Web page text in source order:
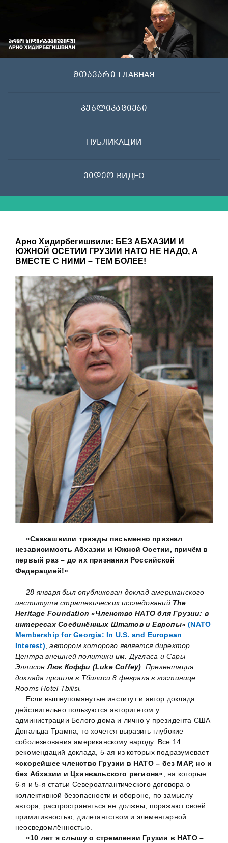
მთავარი ГЛАВНАЯ
პუბლიკაციები
ПУБЛИКАЦИИ
ვიდეო ВИДЕО
Арно Хидирбегишвили: БЕЗ АБХАЗИИ И
ЮЖНОЙ ОСЕТИИ ГРУЗИИ НАТО НЕ НАДО, А
ВМЕСТЕ С НИМИ – ТЕМ БОЛЕЕ!
«Саакашвили трижды письменно признал
независимость Абхазии и Южной Осетии, причём в
первый раз – до их признания Российской
Федерацией!»
28 января был опубликован доклад американского
института стратегических исследований The
Heritage Foundation «Членство НАТО для Грузии: в
интересах Соединённых Штатов и Европы» (NATO
Membership for Georgia: In U.S. and European
Interest) ,автором которого является директор
Центра внешней политики им. Дугласа и Сары
ЭллисонЛюк Коффи (Luke Coffey) . Презентация
доклада прошла в Тбилиси 8 февраля в гостинице
Rooms Hotel Tbilisi.
Если вышеупомянутые институт и автор доклада
действительно пользуются авторитетом у
администрации Белого дома и лично у президента США
Дональда Трампа, то хочется выразить глубокие
соболезнования американскому народу. Все 14
рекомендаций доклада, 5-ая из которых подразумевает
«скорейшее членство Грузии в НАТО – без МАР, но и
без Абхазии и Цхинвальского региона» , на которые
6-я и 5-я статьи Североатлантического договора о
коллективной безопасности и обороне, по замыслу
автора, распространяться не должны, поражают своей
примитивностью, дилетантством и элементарной
неосведомлённостью.
«10 лет я слышу о стремлении Грузии в НАТО –